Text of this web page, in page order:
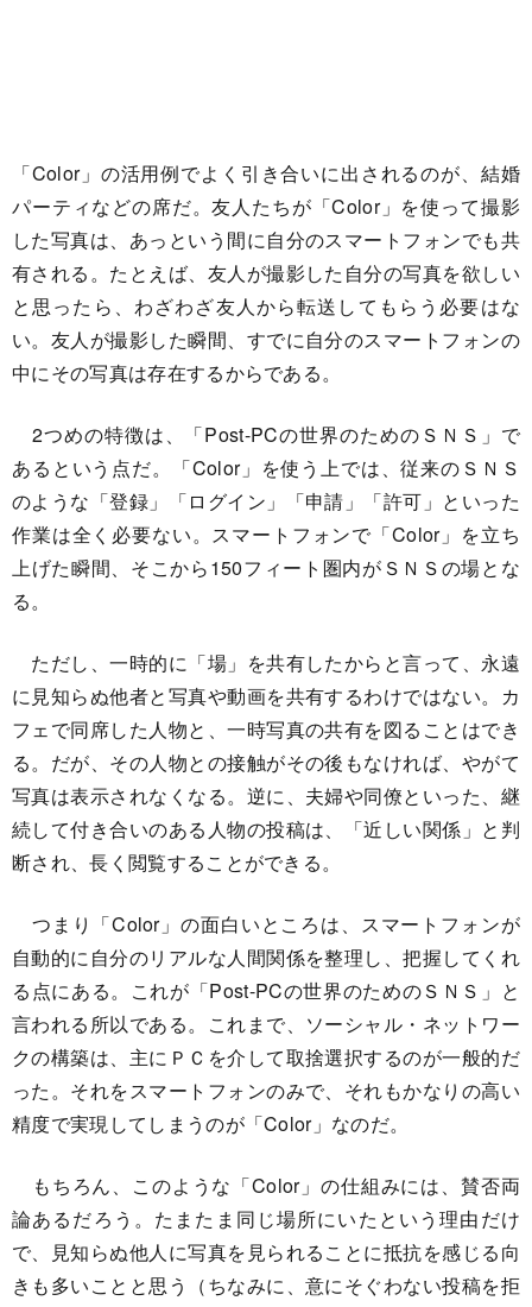
「Color」の活用例でよく引き合いに出されるのが、結婚
パーティなどの席だ。友人たちが「Color」を使って撮影
した写真は、あっという間に自分のスマートフォンでも共
有される。たとえば、友人が撮影した自分の写真を欲しい
と思ったら、わざわざ友人から転送してもらう必要はな
い。友人が撮影した瞬間、すでに自分のスマートフォンの
中にその写真は存在するからである。
2つめの特徴は、「Post-PCの世界のためのＳＮＳ」で
あるという点だ。「Color」を使う上では、従来のＳＮＳ
のような「登録」「ログイン」「申請」「許可」といった
作業は全く必要ない。スマートフォンで「Color」を立ち
上げた瞬間、そこから150フィート圏内がＳＮＳの場とな
る。
ただし、一時的に「場」を共有したからと言って、永遠
に見知らぬ他者と写真や動画を共有するわけではない。カ
フェで同席した人物と、一時写真の共有を図ることはでき
る。だが、その人物との接触がその後もなければ、やがて
写真は表示されなくなる。逆に、夫婦や同僚といった、継
続して付き合いのある人物の投稿は、「近しい関係」と判
断され、長く閲覧することができる。
つまり「Color」の面白いところは、スマートフォンが
自動的に自分のリアルな人間関係を整理し、把握してくれ
る点にある。これが「Post-PCの世界のためのＳＮＳ」と
言われる所以である。これまで、ソーシャル・ネットワー
クの構築は、主にＰＣを介して取捨選択するのが一般的だ
った。それをスマートフォンのみで、それもかなりの高い
精度で実現してしまうのが「Color」なのだ。
もちろん、このような「Color」の仕組みには、賛否両
論あるだろう。たまたま同じ場所にいたという理由だけ
で、見知らぬ他人に写真を見られることに抵抗を感じる向
きも多いことと思う（ちなみに、意にそぐわない投稿を拒